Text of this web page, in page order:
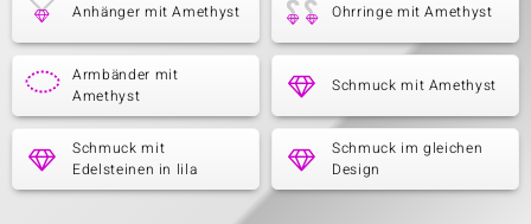
Anhänger mit Amethyst Ohrringe mit Amethyst
Armbänder mit
Amethyst
Schmuck mit Amethyst
Schmuck mit
Edelsteinen in lila
Schmuck im gleichen
Design